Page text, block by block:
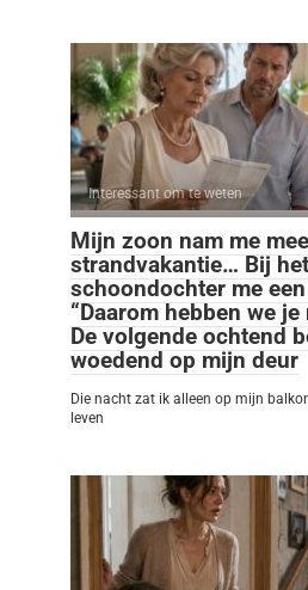
Interessant om te weten
Mijn zoon nam me
strandvakantie… Bij
schoondochter me
“Daarom hebben we je
De volgende ochtend
woedend op mijn deur
Die nacht zat ik alleen op mijn
leven